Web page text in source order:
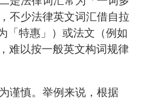
不少法律英文词汇借自拉
「特惠」）或法文（例如
难以按一般英文构词规律
谨慎。举例来说，根据